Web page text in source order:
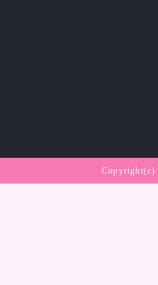
Copyright(c)